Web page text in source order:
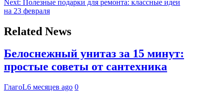
Next: Полезные подарки для ремонта: классные идеи
на 23 февраля
Related News
Белоснежный унитаз за 15 минут:
простые советы от сантехника
ГлагоL6 месяцев ago 0